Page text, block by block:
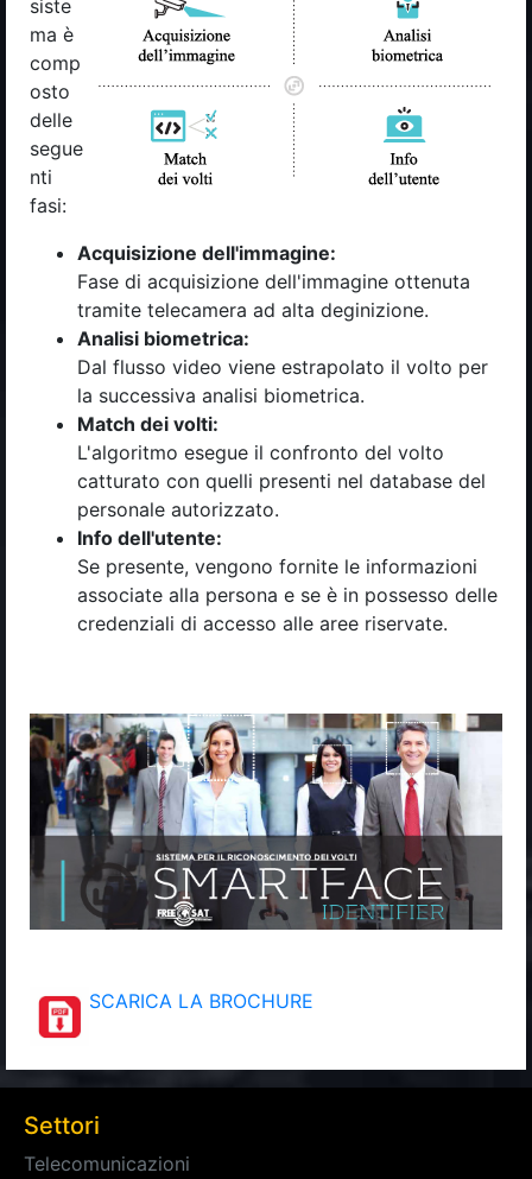
siste
ma è
comp
osto
delle
segue
nti
fasi:
Acquisizione dell'immagine:
Fase di acquisizione dell'immagine ottenuta
tramite telecamera ad alta deginizione.
Analisi biometrica:
Dal flusso video viene estrapolato il volto per
la successiva analisi biometrica.
Match dei volti:
L'algoritmo esegue il confronto del volto
catturato con quelli presenti nel database del
personale autorizzato.
Info dell'utente:
Se presente, vengono fornite le informazioni
associate alla persona e se è in possesso delle
credenziali di accesso alle aree riservate.
SCARICA LA BROCHURE
Settori
Telecomunicazioni